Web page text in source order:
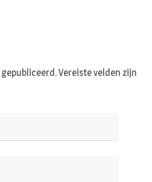
Vereiste velden zijn